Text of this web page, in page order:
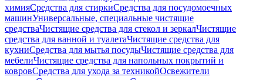
химияСредства для стиркиСредства для посудомоечных
машинУниверсальные, специальные чистящие
средстваЧистящие средства для стекол и зеркалЧистящие
средства для ванной и туалетаЧистящие средства для
кухниСредства для мытья посудыЧистящие средства для
мебелиЧистящие средства для напольных покрытий и
ковровСредства для ухода за техникойОсвежители